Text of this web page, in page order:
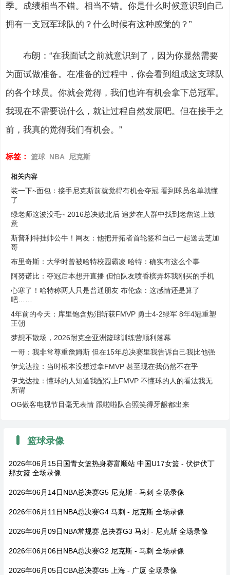
季。成绩相当不错。相当不错。你是什么时候意识到自己
拥有一支冠军球队的？什么时候有这种感觉的？”
布朗：“在我面试之前就意识到了，因为你显然需要
为面试做准备。在准备的过程中，你会看到组成这支球队
的各个球员。你就会觉得，我们也许有机会拿下总冠军。
我现在不需要说什么，就让过程自然发展吧。但在接手之
前，我真的觉得我们有机会。”
标签： 篮球 NBA 尼克斯
相关内容
装一下~面包：接手尼克斯前就觉得有机会夺冠 看到球员名单就懂
了
绿老师这波没毛~ 2016总决败北后 追梦在人群中找到老詹送上致
意
斯普利特挂帅公牛！网友：他把开拓者首轮签和自己一起送去芝加
哥
布里奇斯：大学时曾被哈特校园霸凌 哈特：确实有这么个事
阿努诺比：夺冠后本想开直播 但怕队友喷香槟弄坏我刚买的手机
心寒了！哈特称两人只是普通朋友 布伦森：这感情还是算了
吧……
4年前的今天：库里饱含热泪斩获FMVP 勇士4-2绿军 8年4冠重塑
王朝
梦想不散场，2026耐克全亚洲篮球训练营顺利落幕
一哥：我非常尊重詹姆斯 但在15年总决赛里我告诉自己我比他强
伊戈达拉：当时根本没想过拿FMVP 甚至现在我仍然不在乎
伊戈达拉：懂球的人知道我配得上FMVP 不懂球的人的看法我无
所谓
OG做客电视节目毫无表情 跟啦啦队合照笑得牙龈都出来
篮球录像
2026年06月15日国青女篮热身赛富顺站 中国U17女篮 - 伏伊伏丁
那女篮 全场录像
2026年06月14日NBA总决赛G5 尼克斯 - 马刺 全场录像
2026年06月11日NBA总决赛G4 马刺 - 尼克斯 全场录像
2026年06月09日NBA常规赛 总决赛G3 马刺 - 尼克斯 全场录像
2026年06月06日NBA总决赛G2 尼克斯 - 马刺 全场录像
2026年06月05日CBA总决赛G5 上海 - 广厦 全场录像